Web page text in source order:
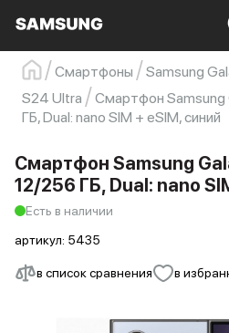
Samsung Смартфон
Galaxy S22
s21
Смартфоны Samsung
S24 Ultra
Смартфон Samsung
ГБ, Dual: nano SIM + eSIM, синий
в список сравнения в
Смартфон Samsung
12/256 ГБ, Dual: nano
Есть в наличии
артикул: 5435